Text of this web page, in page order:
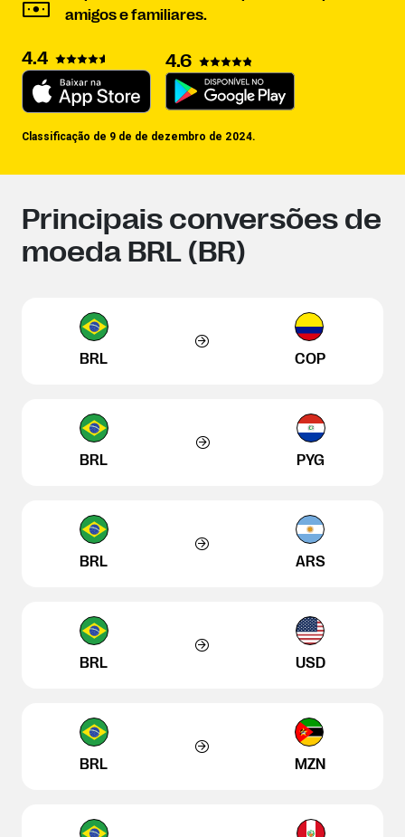
amigos e familiares.
4.4 4.6
Classificação de 9 de de dezembro de 2024.
Principais conversões de
moeda BRL (BR)
BRL COP
BRL PYG
BRL ARS
BRL USD
BRL MZN